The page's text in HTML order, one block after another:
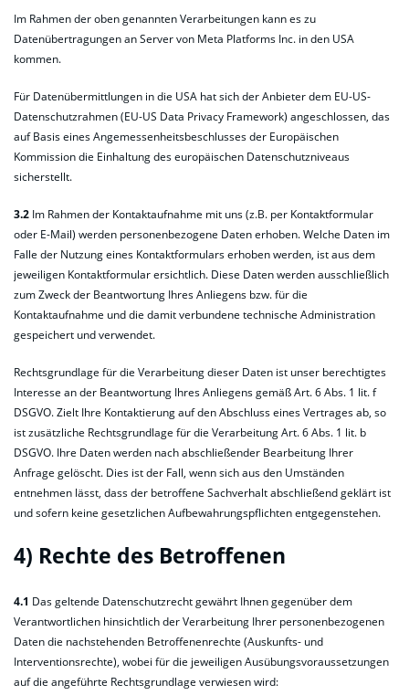
Im Rahmen der oben genannten Verarbeitungen kann es zu
Datenübertragungen an Server von Meta Platforms Inc. in den USA
kommen.
Für Datenübermittlungen in die USA hat sich der Anbieter dem EU-US-
Datenschutzrahmen (EU-US Data Privacy Framework) angeschlossen, das
auf Basis eines Angemessenheitsbeschlusses der Europäischen
Kommission die Einhaltung des europäischen Datenschutzniveaus
sicherstellt.
3.2 Im Rahmen der Kontaktaufnahme mit uns (z.B. per Kontaktformular
oder E-Mail) werden personenbezogene Daten erhoben. Welche Daten im
Falle der Nutzung eines Kontaktformulars erhoben werden, ist aus dem
jeweiligen Kontaktformular ersichtlich. Diese Daten werden ausschließlich
zum Zweck der Beantwortung Ihres Anliegens bzw. für die
Kontaktaufnahme und die damit verbundene technische Administration
gespeichert und verwendet.
Rechtsgrundlage für die Verarbeitung dieser Daten ist unser berechtigtes
Interesse an der Beantwortung Ihres Anliegens gemäß Art. 6 Abs. 1 lit. f
DSGVO. Zielt Ihre Kontaktierung auf den Abschluss eines Vertrages ab, so
ist zusätzliche Rechtsgrundlage für die Verarbeitung Art. 6 Abs. 1 lit. b
DSGVO. Ihre Daten werden nach abschließender Bearbeitung Ihrer
Anfrage gelöscht. Dies ist der Fall, wenn sich aus den Umständen
entnehmen lässt, dass der betroffene Sachverhalt abschließend geklärt ist
und sofern keine gesetzlichen Aufbewahrungspflichten entgegenstehen.
4) Rechte des Betroffenen
4.1 Das geltende Datenschutzrecht gewährt Ihnen gegenüber dem
Verantwortlichen hinsichtlich der Verarbeitung Ihrer personenbezogenen
Daten die nachstehenden Betroffenenrechte (Auskunfts- und
Interventionsrechte), wobei für die jeweiligen Ausübungsvoraussetzungen
auf die angeführte Rechtsgrundlage verwiesen wird: